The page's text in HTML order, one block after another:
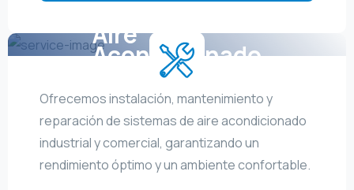
Aire
Acondicionado
Ofrecemos instalación, mantenimiento y
reparación de sistemas de aire acondicionado
industrial y comercial, garantizando un
rendimiento óptimo y un ambiente confortable.